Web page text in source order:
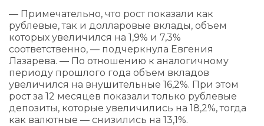
— Примечательно, что рост показали как
рублевые, так и долларовые вклады, объем
которых увеличился на 1,9% и 7,3%
соответственно, — подчеркнула Евгения
Лазарева. — По отношению к аналогичному
периоду прошлого года объем вкладов
увеличился на внушительные 16,2%. При этом
рост за 12 месяцев показали только рублевые
депозиты, которые увеличились на 18,2%, тогда
как валютные — снизились на 13,1%.